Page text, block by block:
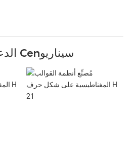
Plicالدعاء Cenسيناريو